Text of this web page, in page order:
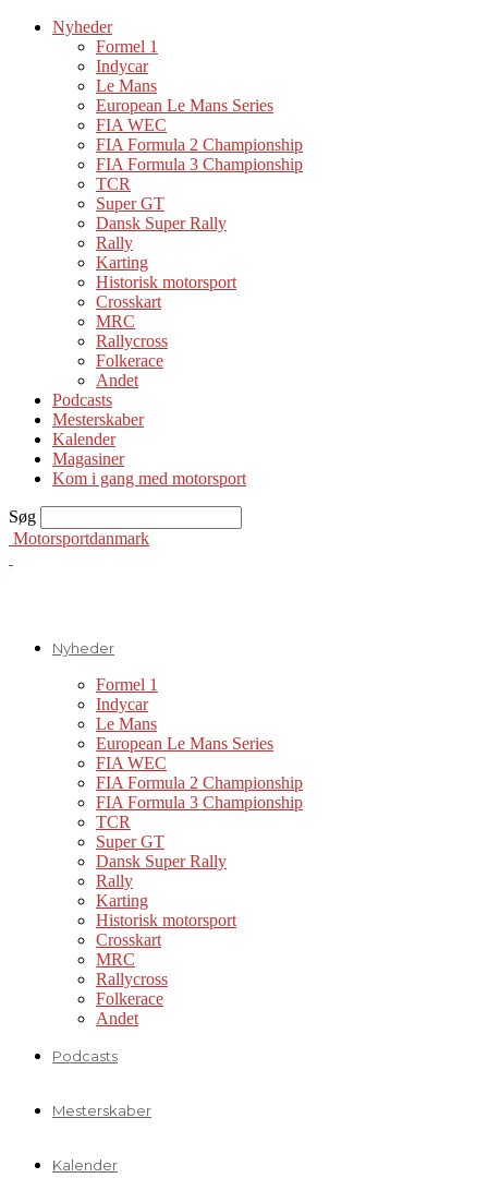
Nyheder
Formel 1
Indycar
Le Mans
European Le Mans Series
FIA WEC
FIA Formula 2 Championship
FIA Formula 3 Championship
TCR
Super GT
Dansk Super Rally
Rally
Karting
Historisk motorsport
Crosskart
MRC
Rallycross
Folkerace
Andet
Podcasts
Mesterskaber
Kalender
Magasiner
Kom i gang med motorsport
Søg
Motorsportdanmark
Nyheder
Formel 1
Indycar
Le Mans
European Le Mans Series
FIA WEC
FIA Formula 2 Championship
FIA Formula 3 Championship
TCR
Super GT
Dansk Super Rally
Rally
Karting
Historisk motorsport
Crosskart
MRC
Rallycross
Folkerace
Andet
Podcasts
Mesterskaber
Kalender